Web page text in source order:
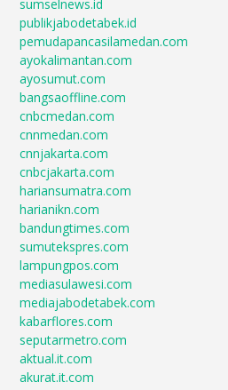
sumselnews.id
publikjabodetabek.id
pemudapancasilamedan.com
ayokalimantan.com
ayosumut.com
bangsaoffline.com
cnbcmedan.com
cnnmedan.com
cnnjakarta.com
cnbcjakarta.com
hariansumatra.com
harianikn.com
bandungtimes.com
sumutekspres.com
lampungpos.com
mediasulawesi.com
mediajabodetabek.com
kabarflores.com
seputarmetro.com
aktual.it.com
akurat.it.com